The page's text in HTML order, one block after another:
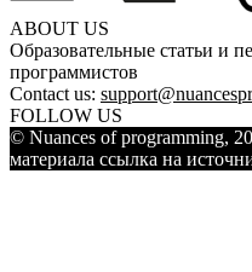
ABOUT US
Образовательные статьи и
программистов
Contact us:
FOLLOW US
© Nuances of programming,
материала ссылка на